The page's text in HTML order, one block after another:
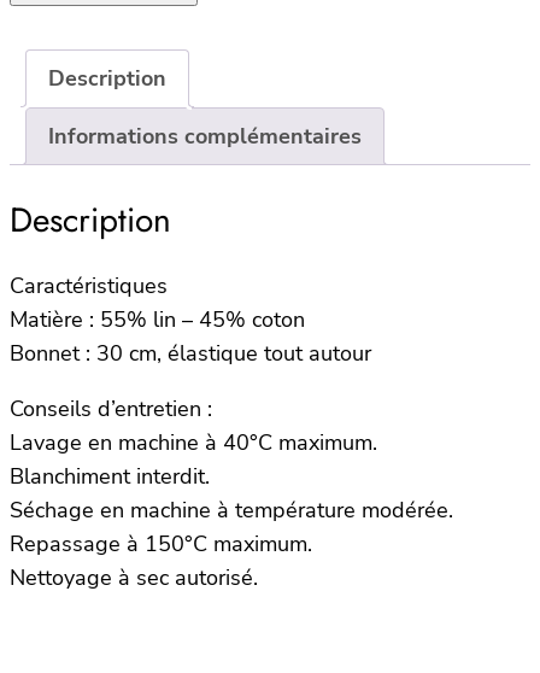
de
housse
Opéra
160x200x30cm
Camel
Description
Informations complémentaires
Description
Caractéristiques
Matière : 55% lin – 45% coton
Bonnet : 30 cm, élastique tout autour
Conseils d’entretien :
Lavage en machine à 40°C maximum.
Blanchiment interdit.
Séchage en machine à température modérée.
Repassage à 150°C maximum.
Nettoyage à sec autorisé.